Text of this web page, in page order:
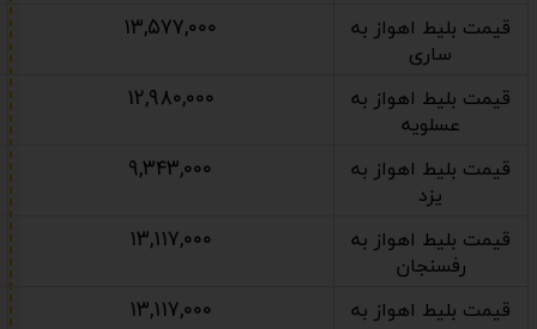
قیمت بلیط اهواز به
ساری
۱۳,۵۷۷,۰۰۰
قیمت بلیط اهواز به
عسلویه
۱۲,۹۸۰,۰۰۰
قیمت بلیط اهواز به
یزد
۹,۳۴۳,۰۰۰
قیمت بلیط اهواز به
رفسنجان
۱۳,۱۱۷,۰۰۰
قیمت بلیط اهواز به
۱۳,۱۱۷,۰۰۰